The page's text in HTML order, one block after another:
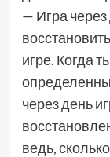
— Игра через
игре. Когда
через день
ведь,